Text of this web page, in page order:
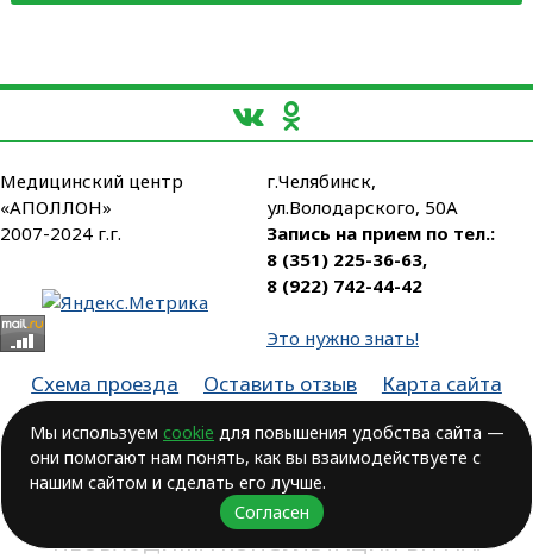
Медицинский центр
«АПОЛЛОН»
2007-2024 г.г.
г.Челябинск,
ул.Володарского, 50А
Запись на прием по тел.:
8 (351) 225-36-63,
8 (922) 742-44-42
Это нужно знать!
Схема проезда Оставить отзыв
Карта сайта
Лицензия № ЛО-74-01-003806, от 14.10.2016, выдана Министерством
здравоохранения Челябинской области
ВОЗМОЖНЫ ПРОТИВОПОКАЗАНИЯ.
НЕОБХОДИМА КОНСУЛЬТАЦИЯ ВРАЧА!
Мы используем cookie для повышения удобства сайта —
они помогают нам понять, как вы взаимодействуете с
нашим сайтом и сделать его лучше.
Согласен